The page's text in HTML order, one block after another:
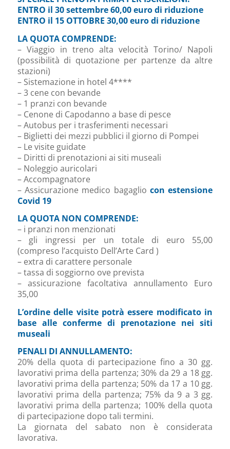
ENTRO il 30 settembre 60,00 euro di riduzione
ENTRO il 15 OTTOBRE 30,00 euro di riduzione
LA QUOTA COMPRENDE:
– Viaggio in treno alta velocità Torino/ Napoli
(possibilità di quotazione per partenze da altre
stazioni)
– Sistemazione in hotel 4****
– 3 cene con bevande
– 1 pranzi con bevande
– Cenone di Capodanno a base di pesce
– Autobus per i trasferimenti necessari
– Biglietti dei mezzi pubblici il giorno di Pompei
– Le visite guidate
– Diritti di prenotazioni ai siti museali
– Noleggio auricolari
– Accompagnatore
– Assicurazione medico bagagliocon estensione
Covid 19
LA QUOTA NON COMPRENDE:
– i pranzi non menzionati
– gli ingressi per un totale di euro 55,00
(compreso l’acquisto Dell’Arte Card )
– extra di carattere personale
– tassa di soggiorno ove prevista
– assicurazione facoltativa annullamento Euro
35,00
L’ordine delle visite potrà essere modificato in
base alle conferme di prenotazione nei siti
museali
PENALI DI ANNULLAMENTO:
20% della quota di partecipazione fino a 30 gg.
lavorativi prima della partenza; 30% da 29 a 18 gg.
lavorativi prima della partenza; 50% da 17 a 10 gg.
lavorativi prima della partenza; 75% da 9 a 3 gg.
lavorativi prima della partenza; 100% della quota
di partecipazione dopo tali termini.
La giornata del sabato non è considerata
lavorativa.